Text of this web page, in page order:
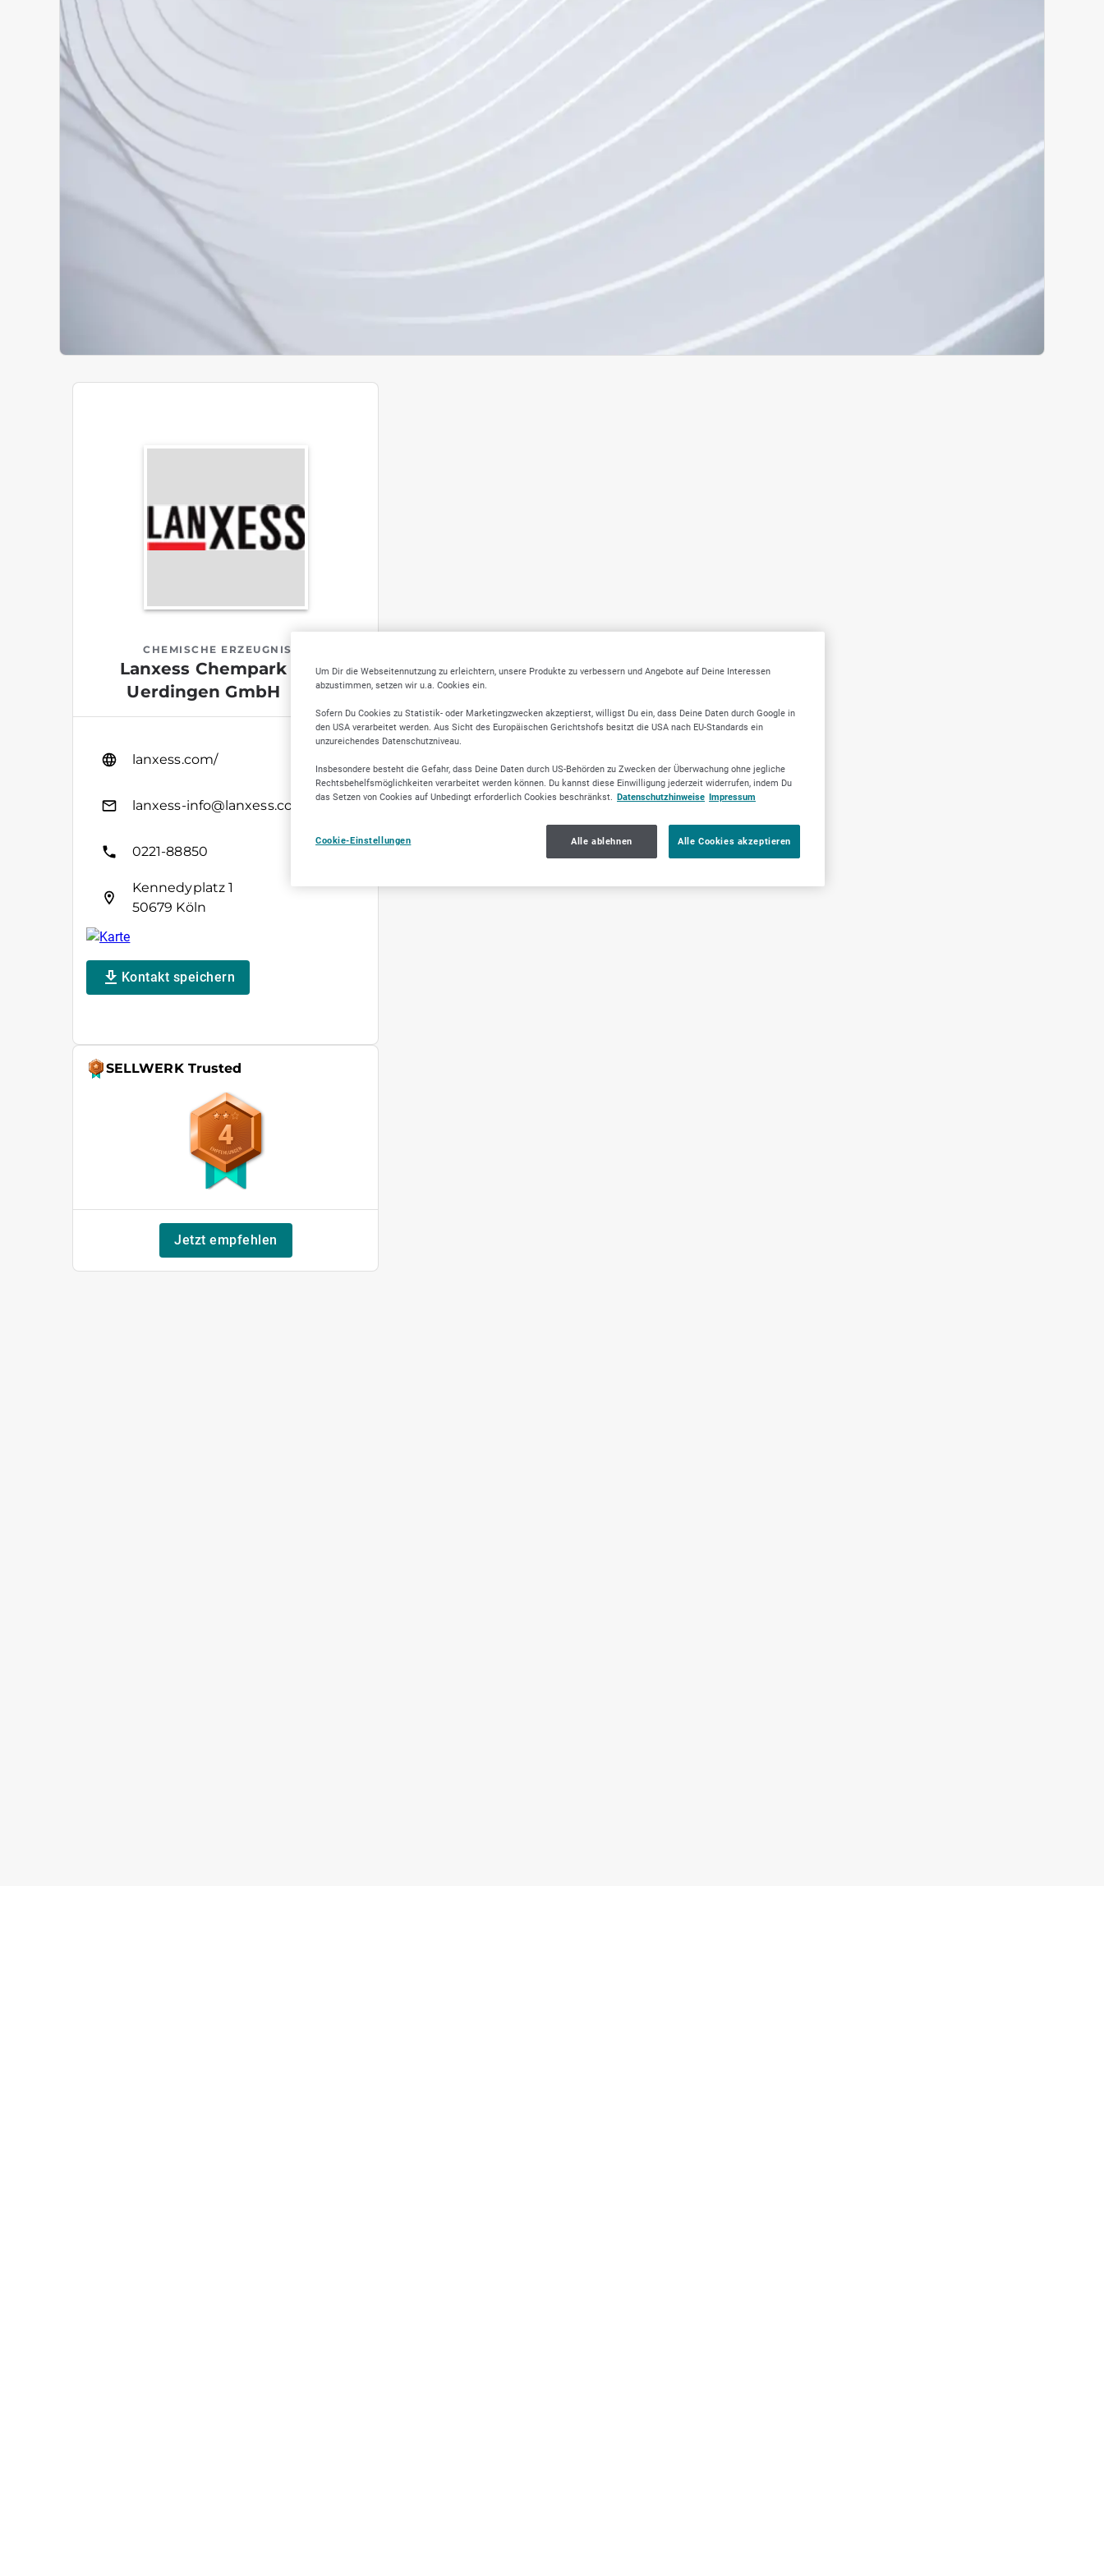
CHEMISCHE ERZEUGNISSE
Lanxess Chempark
Uerdingen GmbH
lanxess.com/
lanxess-info@lanxess.com
0221-88850
Kennedyplatz 1
50679 Köln
Kontakt speichern
SELLWERK Trusted
4
Jetzt empfehlen
Um Dir die Webseitennutzung zu erleichtern, unsere Produkte zu verbessern und Angebote auf Deine Interessen
abzustimmen, setzen wir u.a. Cookies ein.
Sofern Du Cookies zu Statistik- oder Marketingzwecken akzeptierst, willigst Du ein, dass Deine Daten durch Google in
den USA verarbeitet werden. Aus Sicht des Europäischen Gerichtshofs besitzt die USA nach EU-Standards ein
unzureichendes Datenschutzniveau.
Insbesondere besteht die Gefahr, dass Deine Daten durch US-Behörden zu Zwecken der Überwachung ohne jegliche
Rechtsbehelfsmöglichkeiten verarbeitet werden können. Du kannst diese Einwilligung jederzeit widerrufen, indem Du
das Setzen von Cookies auf Unbedingt erforderlich Cookies beschränkst. Datenschutzhinweise Impressum
Cookie-Einstellungen Alle ablehnen Alle Cookies akzeptieren